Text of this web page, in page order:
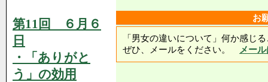
第11回 ６月６
日
・「ありがと
う」の効用
お
「男女の違いについて」何か感じ
ぜひ、メールをください。
メー